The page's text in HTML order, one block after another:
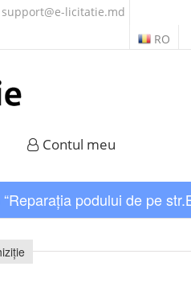
support@e-licitatie.md
RO
Contul meu
podului de pe